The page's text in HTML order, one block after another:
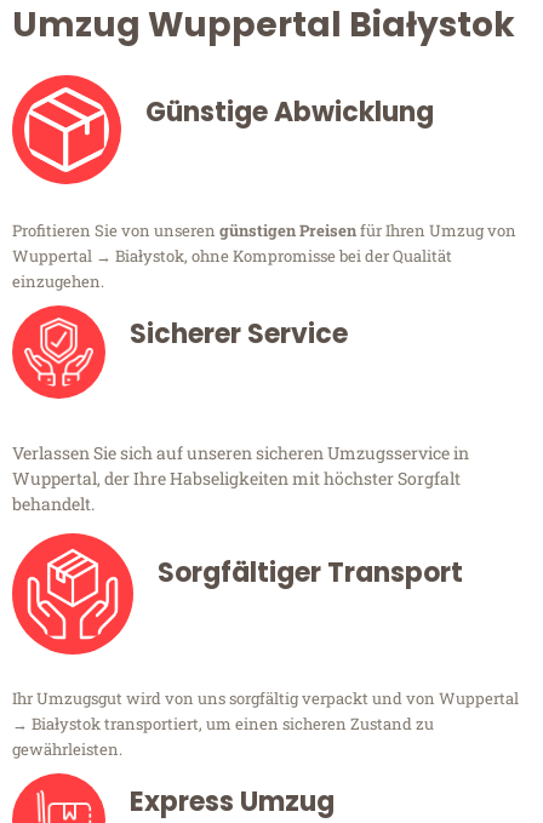
Umzug Wuppertal Białystok
Günstige Abwicklung
Profitieren Sie von unseren günstigen Preisenfür Ihren Umzug von
Wuppertal → Białystok, ohne Kompromisse bei der Qualität
einzugehen.
Sicherer Service
Verlassen Sie sich auf unseren sicheren Umzugsservice in
Wuppertal, der Ihre Habseligkeiten mit höchster Sorgfalt
behandelt.
Sorgfältiger Transport
Ihr Umzugsgut wird von uns sorgfältig verpackt und von Wuppertal
→ Białystok transportiert, um einen sicheren Zustand zu
gewährleisten.
Express Umzug